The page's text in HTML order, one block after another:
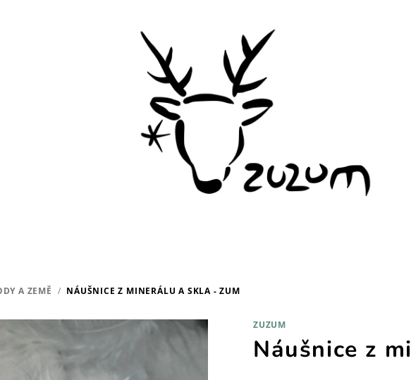
A ZEMĚ / NÁUŠNICE Z MINERÁLU A SKLA - ZUM
ZUZUM
Náušnice z